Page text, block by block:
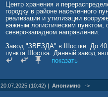
Центр хранения и
городку в районе населенного
реализации и утилизации
важным логистическим
северо-западном направлении.
Завод "ЗВЕЗДА" в Шостке: До 40
пункта Шостка. Данный завод
на производстве боеприпасов.
подверглись сам завод,
показать
20.07.2025 (10:42) | Анонимно ->